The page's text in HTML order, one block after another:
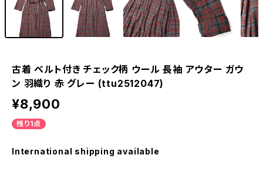
古着 ベルト付き チェック柄 ウール 長袖 アウター ガウ
ン 羽織り 赤 グレー (ttu2512047)
¥8,900
残り1点
International shipping available